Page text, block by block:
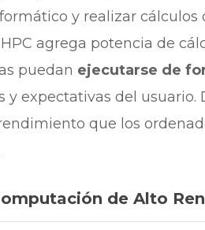
y realizar cálculos
HPC agrega potencia de
puedan ejecutarse de
y expectativas del usuario.
que los
de Alto